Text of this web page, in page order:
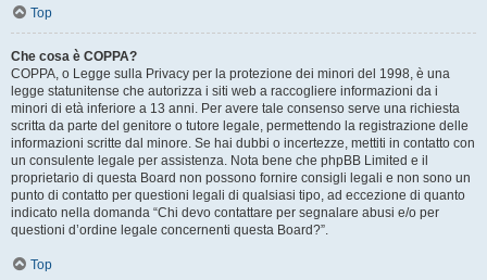
Top
Che cosa è COPPA?
COPPA, o Legge sulla Privacy per la protezione dei minori del 1998, è una
legge statunitense che autorizza i siti web a raccogliere informazioni da i
minori di età inferiore a 13 anni. Per avere tale consenso serve una richiesta
scritta da parte del genitore o tutore legale, permettendo la registrazione delle
informazioni scritte dal minore. Se hai dubbi o incertezze, mettiti in contatto con
un consulente legale per assistenza. Nota bene che phpBB Limited e il
proprietario di questa Board non possono fornire consigli legali e non sono un
punto di contatto per questioni legali di qualsiasi tipo, ad eccezione di quanto
indicato nella domanda “Chi devo contattare per segnalare abusi e/o per
questioni d’ordine legale concernenti questa Board?”.
Top